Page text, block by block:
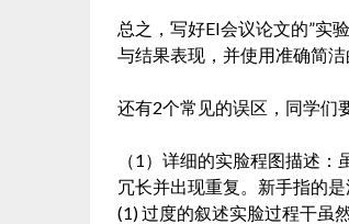
总之，写好EI会议论文的”实
与结果表现，并使用准确简洁
还有2个常见的误区，同学们
（1）详细的实脸程图描述
冗长并出现重复。新手指的
(1) 过度的叙述实脸过程干虽